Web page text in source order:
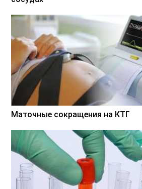
Маточные сокращения на КТГ